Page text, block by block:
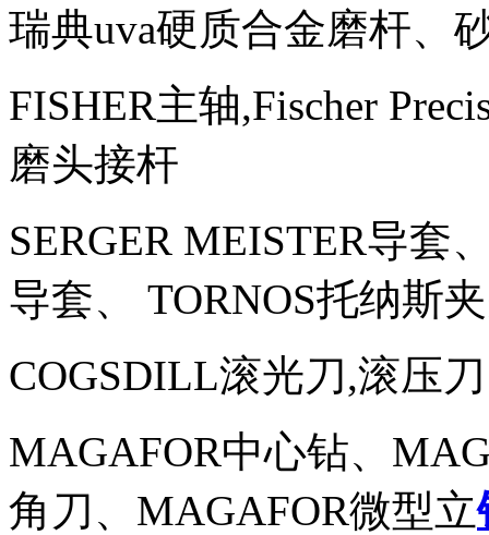
瑞典uva硬质合金磨杆、
FISHER主轴,Fischer
磨头接杆
SERGER MEISTER导套
导套、 TORNOS托纳斯
COGSDILL滚光刀,滚压刀
MAGAFOR中心钻、
角刀、MAGAFOR微型立